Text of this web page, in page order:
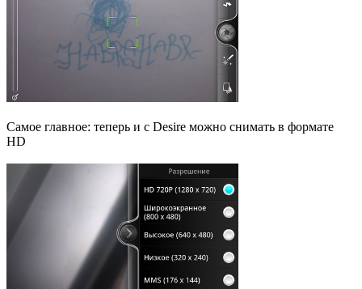
Самое главное: теперь и с Desire можно снимать в формате
HD